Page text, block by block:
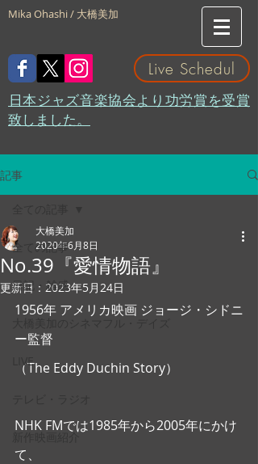
Mika Ohashi / 大橋美加
Live Schedul
​日本ジャズ音楽協会より功労賞を受賞
致しました。
記事
全ての記事
日記・雑感
LIVE
新作映画紹介
No.39『愛情物語』
大橋美加
2020年6月8日
更新日： 2023年5月24日
1956年 アメリカ映画 ジョージ・シドニ
ー監督
（The Eddy Duchin Story）
NHK FMでは1985年から2005年にかけ
て、